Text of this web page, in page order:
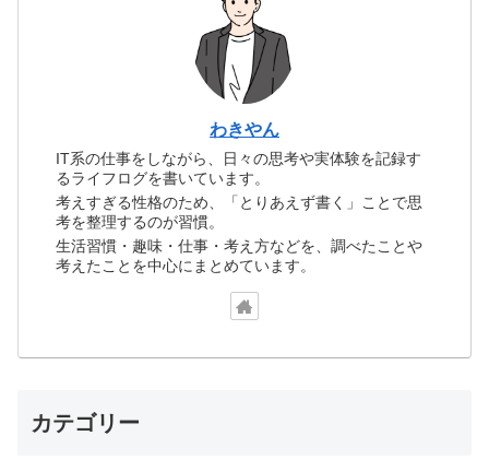
わきやん
IT系の仕事をしながら、日々の思考や実体験を記録す
るライフログを書いています。
考えすぎる性格のため、「とりあえず書く」ことで思
考を整理するのが習慣。
生活習慣・趣味・仕事・考え方などを、調べたことや
考えたことを中心にまとめています。
カテゴリー